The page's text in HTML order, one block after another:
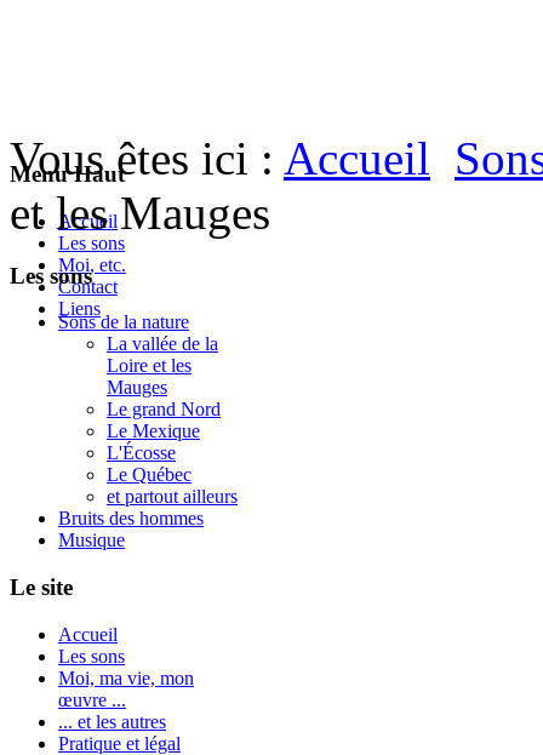
Menu Haut
Accueil
Les sons
Moi, etc.
Contact
Liens
Vous êtes ici : Accueil
et les Mauges
Les sons
Sons de la nature
La vallée de la
Loire et les
Mauges
Le grand Nord
Le Mexique
L'Écosse
Le Québec
et partout ailleurs
Bruits des hommes
Musique
Le site
Accueil
Les sons
Moi, ma vie, mon
œuvre ...
... et les autres
Pratique et légal